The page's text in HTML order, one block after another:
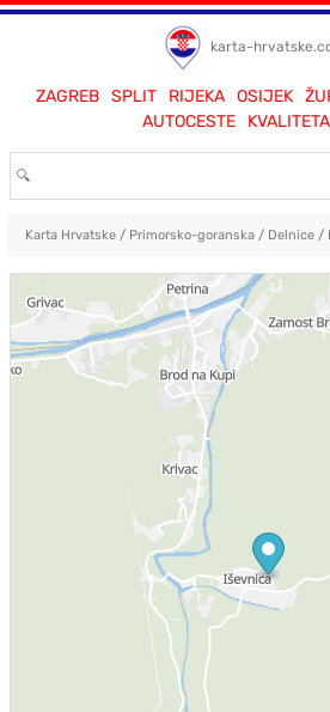
karta-
ZAGREB SPLIT RIJEKA OSIJEK
AUTOCESTE
Karta Hrvatske/ Primorsko-goranska/ Delnice/